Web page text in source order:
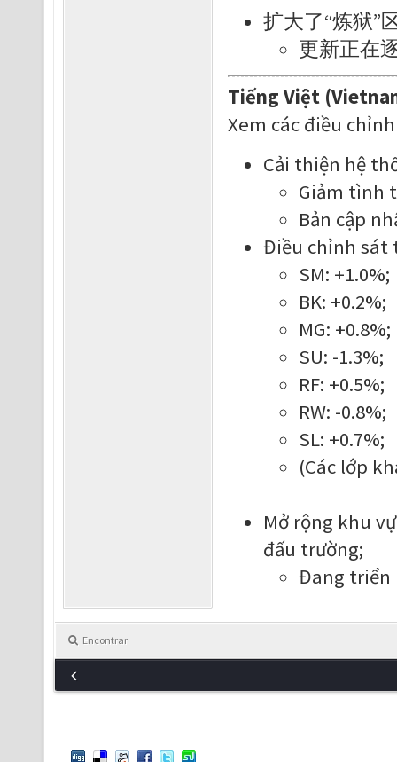
扩大了“炼狱”
更新正在
Tiếng Việt
Xem các điều
Cải thiện hệ
Giảm tình
Bản cập
Điều chỉnh sát
SM: +1.0%;
BK: +0.2%;
MG: +0.8%;
SU: -1.3%;
RF: +0.5%;
RW: -0.8%;
SL: +0.7%;
(Các lớp
Mở rộng khu
đấu trường;
Đang triển
Encontrar